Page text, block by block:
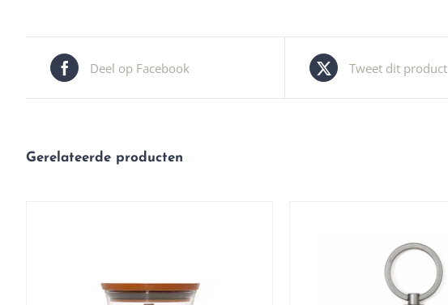
Deel op Facebook Tweet dit product
Gerelateerde producten